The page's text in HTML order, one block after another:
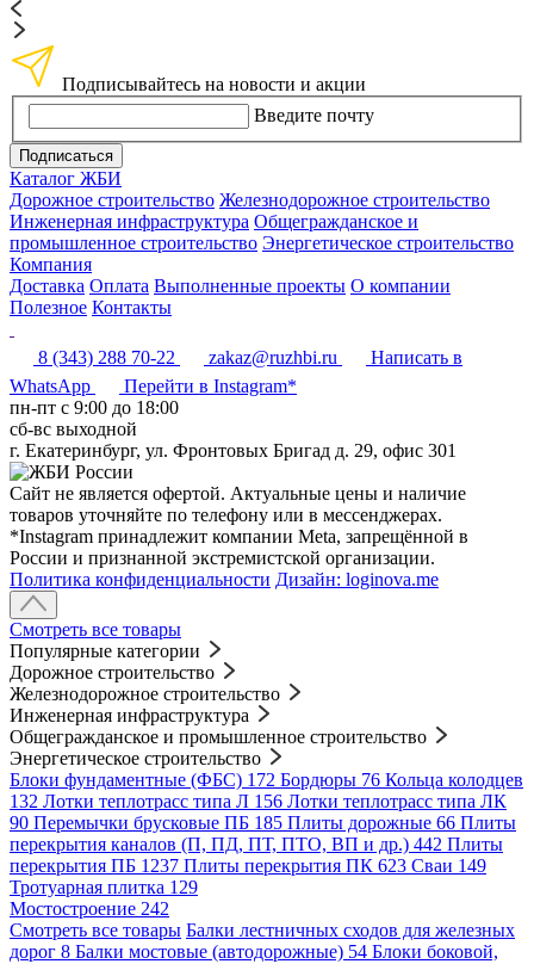
Подписывайтесь на новости и акции
Введите почту
Подписаться
Каталог ЖБИ
Дорожное строительство Железнодорожное строительство
Инженерная инфраструктура Общегражданское и
промышленное строительство Энергетическое строительство
Компания
Доставка Оплата Выполненные проекты О компании
Полезное Контакты
8 (343) 288 70-22 zakaz@ruzhbi.ru
Написать в
WhatsApp
Перейти в Instagram*
пн-пт c 9:00 до 18:00
сб-вс выходной
г. Екатеринбург, ул. Фронтовых Бригад д. 29, офис 301
Сайт не является офертой. Актуальные цены и наличие
товаров уточняйте по телефону или в мессенджерах.
*Instagram принадлежит компании Meta, запрещённой в
России и признанной экстремистской организации.
Политика конфиденциальности Дизайн: loginova.me
Смотреть все товары
Популярные категории
Дорожное строительство
Железнодорожное строительство
Инженерная инфраструктура
Общегражданское и промышленное строительство
Энергетическое строительство
Блоки фундаментные (ФБС) 172 Бордюры 76 Кольца колодцев
132 Лотки теплотрасс типа Л 156 Лотки теплотрасс типа ЛК
90 Перемычки брусковые ПБ 185 Плиты дорожные 66 Плиты
перекрытия каналов (П, ПД, ПТ, ПТО, ВП и др.) 442 Плиты
перекрытия ПБ 1237 Плиты перекрытия ПК 623 Сваи 149
Тротуарная плитка 129
Мостостроение 242
Смотреть все товары Балки лестничных сходов для железных
дорог 8 Балки мостовые (автодорожные) 54 Блоки боковой,